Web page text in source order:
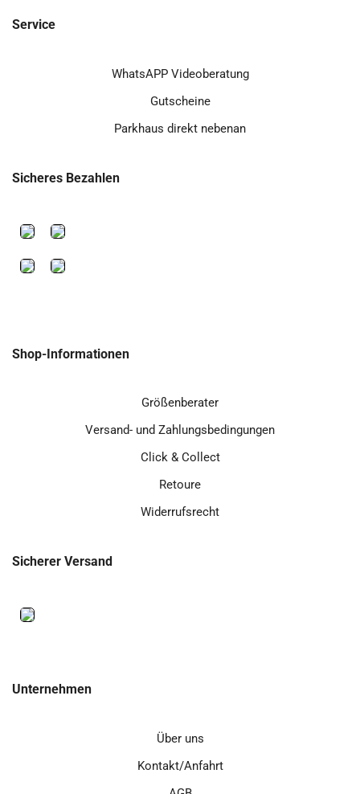
Service
WhatsAPP Videoberatung
Gutscheine
Parkhaus direkt nebenan
Sicheres Bezahlen
Shop-Informationen
Größenberater
Versand- und Zahlungsbedingungen
Click & Collect
Retoure
Widerrufsrecht
Sicherer Versand
Unternehmen
Über uns
Kontakt/Anfahrt